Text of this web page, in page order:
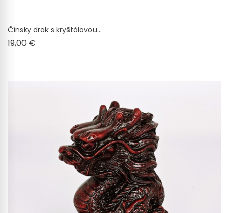
Čínsky drak s kryštálovou...
19,00 €